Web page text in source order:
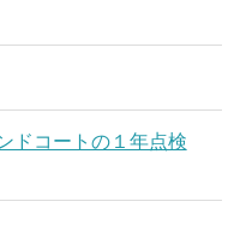
ドコートの１年点検